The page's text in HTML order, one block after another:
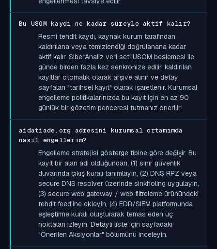
Bu USOM kaydı ne kadar süreyle aktif kalır?
Resmi tehdit kaydı, kaynak kurum tarafından
kaldırılana veya temizlendiği doğrulanana kadar
aktif kalır. SiberAnaliz veri seti USOM beslemesi ile
günde birden fazla kez senkronize edilir; kaldırılan
kayıtlar otomatik olarak arşive alınır ve detay
sayfaları "tarihsel kayıt" olarak işaretlenir. Kurumsal
engelleme politikalarınızda bu kayıt için en az 90
günlük bir gözetim penceresi tutmanız önerilir.
aidatiade.org adresini kurumsal ortamımda
nasıl engellerim?
Engelleme stratejisi gösterge tipine göre değişir. Bu
kayıt bir alan adı olduğundan: (1) sınır güvenlik
duvarında çıkış kuralı tanımlayın, (2) DNS RPZ veya
secure DNS resolver üzerinde sinkholing uygulayın,
(3) secure web gateway / web filtreleme ürünündeki
tehdit feed'ine ekleyin, (4) EDR/SIEM platformunda
eşleştirme kuralı oluşturarak temas eden uç
noktaları izleyin. Detaylı liste için sayfadaki
"Önerilen Aksiyonlar" bölümünü inceleyin.